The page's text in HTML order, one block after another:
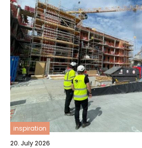
inspiration
20. July 2026